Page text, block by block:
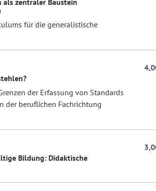
für die generalistische
der Erfassung von Standards
der beruflichen Fachrichtung
Bildung: Didaktische